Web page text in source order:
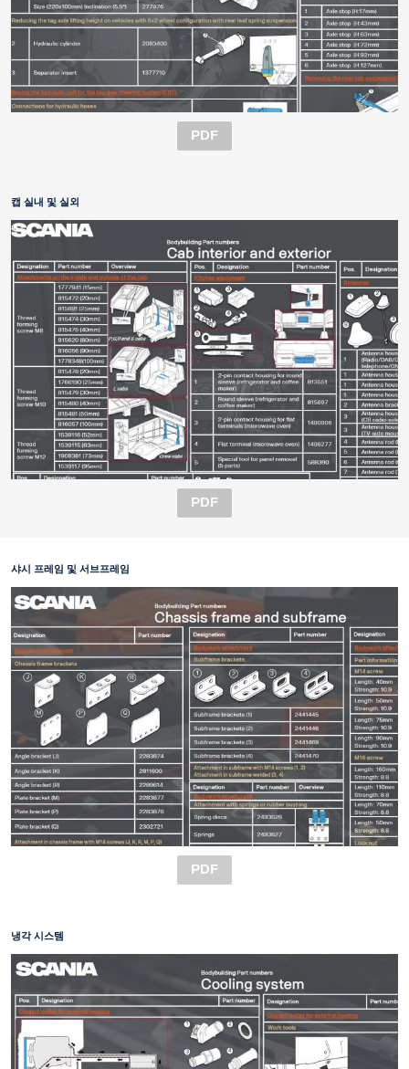
PDF
캡 실내 및 실외
PDF
샤시 프레임 및 서브프레임
PDF
냉각 시스템